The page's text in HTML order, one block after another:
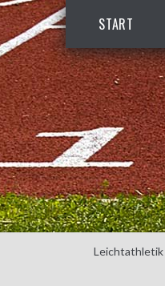
START
Leichtathletik